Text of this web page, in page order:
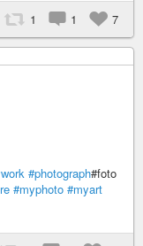
1 1 7
#photograph#foto
#myphoto #myart